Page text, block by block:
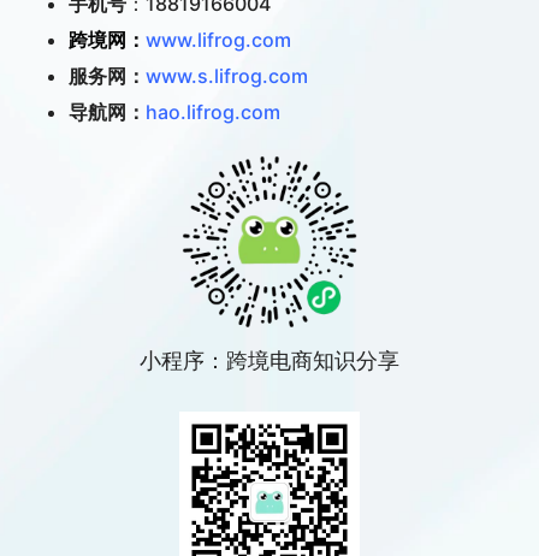
跨境网： www.lifrog.com
服务网： www.s.lifrog.com
导航网： hao.lifrog.com
小程序：跨境电商知识分享